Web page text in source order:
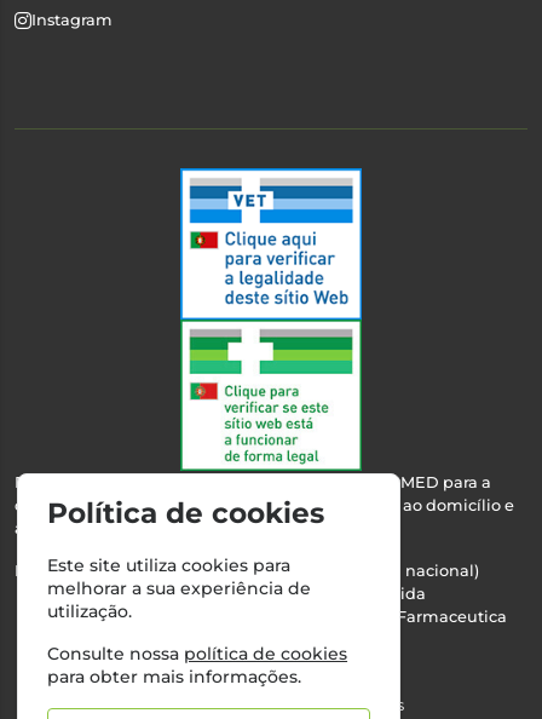
Instagram
Esta farmácia encontra-se autorizada pelo INFARMED para a
dispensa de medicamentos e produtos de saúde ao domicílio e
através da internet.
Nº Infarmed: 21 798 7100 (chamada para rede fixa nacional)
Direção Técnica:Maria Teresa Almeida
NIPC:510103669 | Teresa Almeida - Sociedade Farmaceutica
Alvará nº:2994
©2026 Todos os direitos reservados
Política de cookies
Este site utiliza cookies para
melhorar a sua experiência de
utilização.
Consulte nossa política de cookies
para obter mais informações.